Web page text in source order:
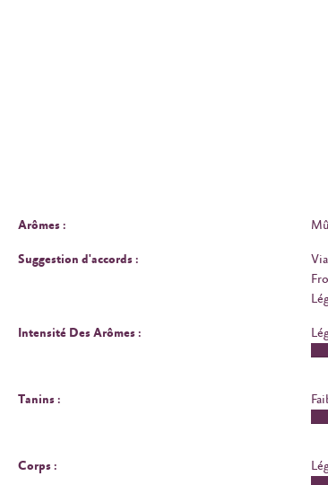
Arômes :
Suggestion d'accords :
Intensité Des Arômes :
Tanins :
Corps :